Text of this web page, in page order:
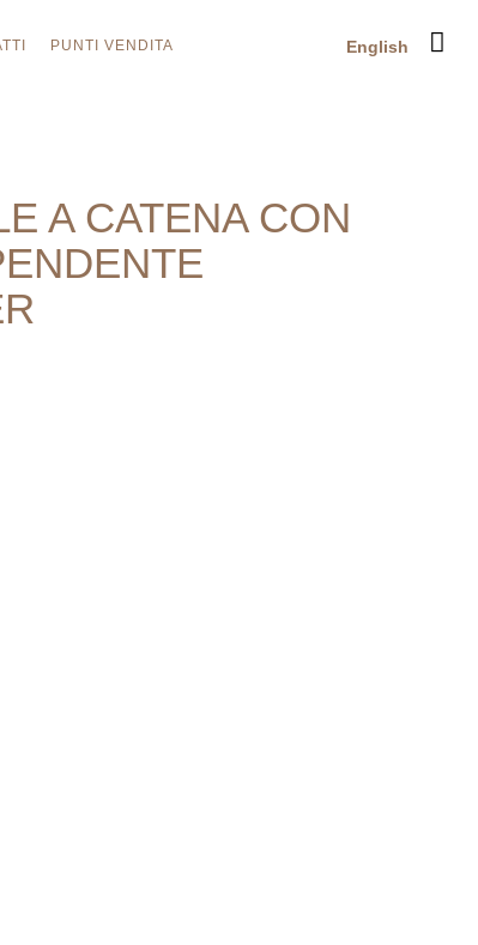
PUNTI VENDITA English
A CATENA CON